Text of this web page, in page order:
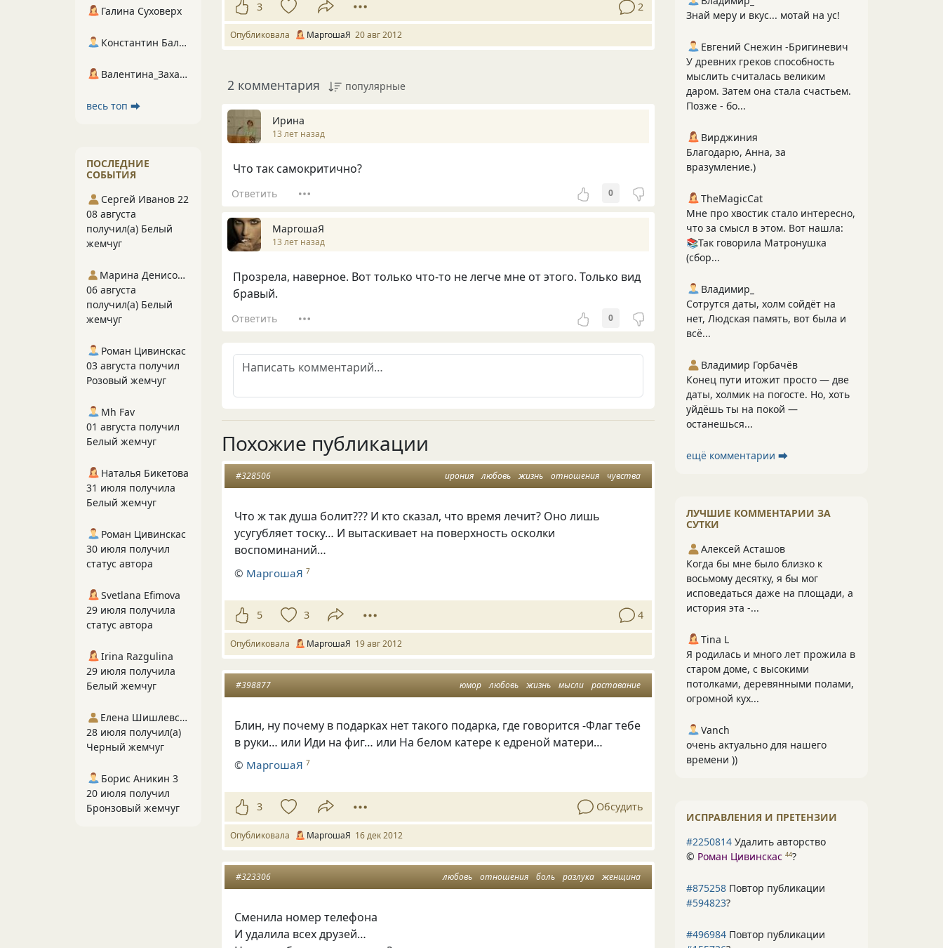
3 2
Опубликовала МаргошаЯ 20 авг 2012
2 комментария популярные
Ирина
13 лет назад
Что так самокритично?
Ответить 0
МаргошаЯ
13 лет назад
Прозрела, наверное. Вот только что-то не легче мне от этого. Только вид
бравый.
Ответить 0
Похожие публикации
ирония любовь жизнь отношения чувства
#328506
Что ж так душа болит??? И кто сказал, что время лечит? Оно лишь
усугубляет тоску… И вытаскивает на поверхность осколки
воспоминаний…
© МаргошаЯ 7
5 3 4
Опубликовала МаргошаЯ 19 авг 2012
юмор любовь жизнь мысли раставание
#398877
Блин, ну почему в подарках нет такого подарка, где говорится -Флаг тебе
в руки… или Иди на фиг… или На белом катере к едреной матери…
© МаргошаЯ 7
3 Обсудить
Опубликовала МаргошаЯ 16 дек 2012
любовь отношения боль разлука женщина
#323306
Сменила номер телефона
И удалила всех друзей…
Знай меру и вкус... мотай на ус!
Евгений Снежин -Бригиневич
У древних греков способность
мыслить считалась великим
даром. Затем она стала счастьем.
Позже - бо...
Вирджиния
Благодарю, Анна, за
вразумление.)
TheMagicCat
Мне про хвостик стало интересно,
что за смысл в этом. Вот нашла:
📚Так говорила Матронушка
(сбор...
Владимир_
Сотрутся даты, холм сойдёт на
нет, Людская память, вот была и
всё...
Владимир Горбачёв
Конец пути итожит просто — две
даты, холмик на погосте. Но, хоть
уйдёшь ты на покой —
останешься...
ещё комментарии ⮕
ЛУЧШИЕ КОММЕНТАРИИ ЗА
СУТКИ
Алексей Асташов
Когда бы мне было близко к
восьмому десятку, я бы мог
исповедаться даже на площади, а
история эта -...
Tina L
Я родилась и много лет прожила в
старом доме, с высокими
потолками, деревянными полами,
огромной кух...
Vanch
очень актуально для нашего
времени ))
ИСПРАВЛЕНИЯ И ПРЕТЕНЗИИ
#2250814 Удалить авторство
© Роман Цивинскас 44?
#875258 Повтор публикации
#594823?
#496984 Повтор публикации
Галина Суховерх
Константин Балухта
Валентина_Захарова
весь топ ⮕
ПОСЛЕДНИЕ
СОБЫТИЯ
Сергей Иванов 22
08 августа
получил(а) Белый
жемчуг
Марина Денисова 5
06 августа
получил(а) Белый
жемчуг
Роман Цивинскас
03 августа получил
Розовый жемчуг
Mh Fav
01 августа получил
Белый жемчуг
Наталья Бикетова
31 июля получила
Белый жемчуг
Роман Цивинскас
30 июля получил
статус автора
Svetlana Efimova
29 июля получила
статус автора
Irina Razgulina
29 июля получила
Белый жемчуг
Елена Шишлевская
28 июля получил(а)
Черный жемчуг
Борис Аникин 3
20 июля получил
Бронзовый жемчуг